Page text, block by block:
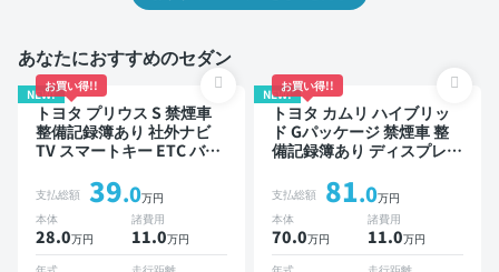
あなたにおすすめのセダン
NEW!
お買い得!!
トヨタ プリウス S 禁煙車
整備記録簿あり 社外ナビ
TV スマートキー ETC バッ
ダー
支払総額 39.0万円
本体
28.0万円
諸費用
11.0万円
NEW!
お買い得!!
トヨタ カムリ ハイブリッ
ド Gパッケージ 禁煙車 整
備記録簿あり ディスプレイ
り TV スマートキー ETC バ
ックモニター ドライブレコ
ーダー
支払総額 81.0万円
本体
70.0万円
諸費用
11.0万円